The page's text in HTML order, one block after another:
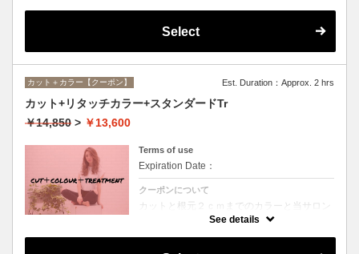
Select
カット＋カラー【クーポン】 Est. Duration：Approx. 2 hrs
カット+リタッチカラー+スタンダードTr
￥14,850 > ￥13,600
Terms of use
Expiration Date：
クーポンについて
カットと根元２ｃｍまでのカラーと当サロン
オススメ、スペシャルトリートメントのセッ
See details